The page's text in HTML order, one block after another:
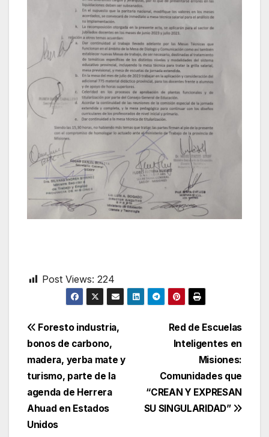
Post Views: 224
Navegación
de
entradas
Red de Escuelas
Inteligentes en
Misiones:
Comunidades que
“CREAN Y EXPRESAN
SU SINGULARIDAD”
Foresto industria,
bonos de carbono,
madera, yerba mate y
turismo, parte de la
agenda de Herrera
Ahuad en Estados
Unidos